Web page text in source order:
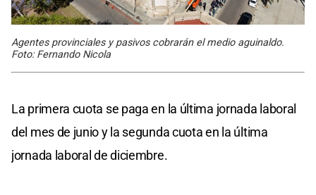
Agentes provinciales y pasivos cobrarán el medio aguinaldo.
Foto: Fernando Nicola
La primera cuota se paga en la última jornada laboral
del mes de junio y la segunda cuota en la última
jornada laboral de diciembre.